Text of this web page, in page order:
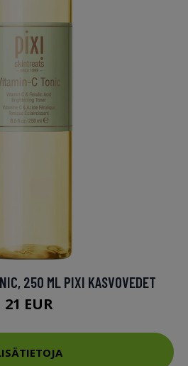
250 ML PIXI KASVOVEDET
21 EUR